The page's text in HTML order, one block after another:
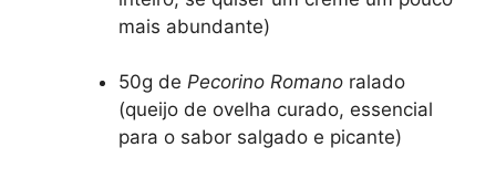
mais abundante)
50g de Pecorino Romanoralado
(queijo de ovelha curado, essencial
para o sabor salgado e picante)